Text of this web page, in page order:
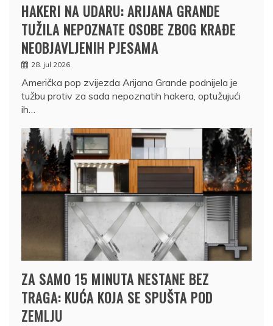
HAKERI NA UDARU: ARIJANA GRANDE
TUŽILA NEPOZNATE OSOBE ZBOG KRAĐE
NEOBJAVLJENIH PJESAMA
28. jul 2026.
Američka pop zvijezda Arijana Grande podnijela je
tužbu protiv za sada nepoznatih hakera, optužujući
ih…
ZA SAMO 15 MINUTA NESTANE BEZ
TRAGA: KUĆA KOJA SE SPUŠTA POD
ZEMLJU